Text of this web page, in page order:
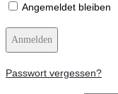
Angemeldet bleiben
Anmelden
Passwort vergessen?